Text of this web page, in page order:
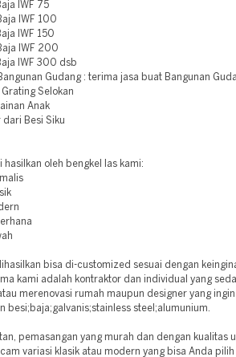
IWF 75
IWF 100
IWF 150
IWF 200
IWF 300 dsb
Gudang : terima jasa buat Bangunan
Selokan
Anak
dari Besi Siku
hasilkan oleh bengkel las kami:
bisa di-customized sesuai dengan
kami adalah kontraktor dan individual yang
merenovasi rumah maupun designer yang
besi;baja;galvanis;stainless steel;alumunium.
pemasangan yang murah dan dengan kualitas
variasi klasik atau modern yang bisa Anda pilih